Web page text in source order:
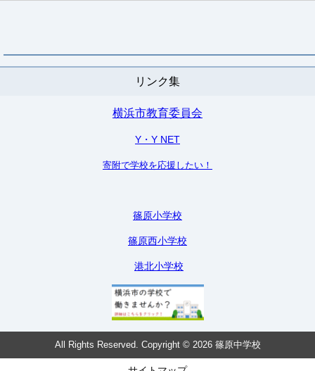
リンク集
横浜市教育委員会
Y・Y NET
寄附で学校を応援したい！
篠原小学校
篠原西小学校
港北小学校
All Rights Reserved. Copyright © 2026 篠原中学校